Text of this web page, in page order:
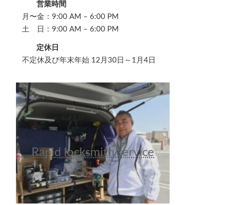
営業時間
月〜金：9:00 AM – 6:00 PM
土 日：9:00 AM – 6:00 PM
定休日
不定休及び年末年始 12月30日～1月4日
Rapid locksmith service